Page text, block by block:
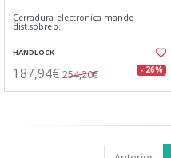
Cerradura electronica mando
dist.sobrep.
HANDLOCK
187,94€ 254,20€ - 26%